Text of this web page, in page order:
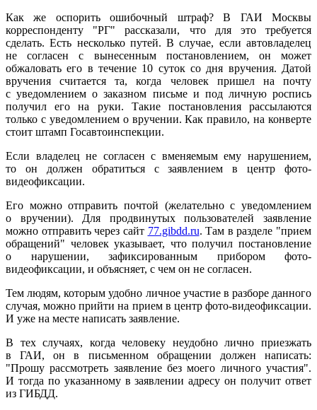
Как же оспорить ошибочный штраф? В ГАИ Москвы
корреспонденту "РГ" рассказали, что для это требуется
сделать. Есть несколько путей. В случае, если автовладелец
не согласен с вынесенным постановлением, он может
обжаловать его в течение 10 суток со дня вручения. Датой
вручения считается та, когда человек пришел на почту
с уведомлением о заказном письме и под личную роспись
получил его на руки. Такие постановления рассылаются
только с уведомлением о вручении. Как правило, на конверте
стоит штамп Госавтоинспекции.
Если владелец не согласен с вменяемым ему нарушением,
то он должен обратиться с заявлением в центр фото-
видеофиксации.
Его можно отправить почтой (желательно с уведомлением
о вручении). Для продвинутых пользователей заявление
можно отправить через сайт 77.gibdd.ru. Там в разделе "прием
обращений" человек указывает, что получил постановление
о нарушении, зафиксированным прибором фото-
видеофиксации, и объясняет, с чем он не согласен.
Тем людям, которым удобно личное участие в разборе данного
случая, можно прийти на прием в центр фото-видеофиксации.
И уже на месте написать заявление.
В тех случаях, когда человеку неудобно лично приезжать
в ГАИ, он в письменном обращении должен написать:
"Прошу рассмотреть заявление без моего личного участия".
И тогда по указанному в заявлении адресу он получит ответ
из ГИБДД.